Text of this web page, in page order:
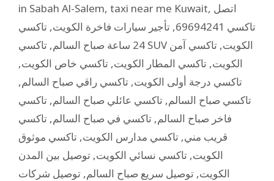
in Sabah Al-Salem, taxi near me Kuwait, اتصل
تاكسي 69694241
, تأجير سيارات فاخرة الكويت, تاكسي
24 ساعة صباح السالم
, تاكسي SUV الكويت, تاكسي آمن
الكويت, تاكسي المطار الكويت, تاكسي خاص الكويت,
تاكسي درجة أولى الكويت, تاكسي راقي صباح السالم,
تاكسي صباح السالم, تاكسي عائلي صباح السالم, تاكسي
فاخر صباح السالم, تاكسي في صباح السالم, تاكسي
قريب مني, تاكسي مدارس الكويت, تاكسي موثوق
الكويت, تاكسي نسائي الكويت, توصيل بين المدن
الكويت, توصيل سريع صباح السالم, توصيل شركات